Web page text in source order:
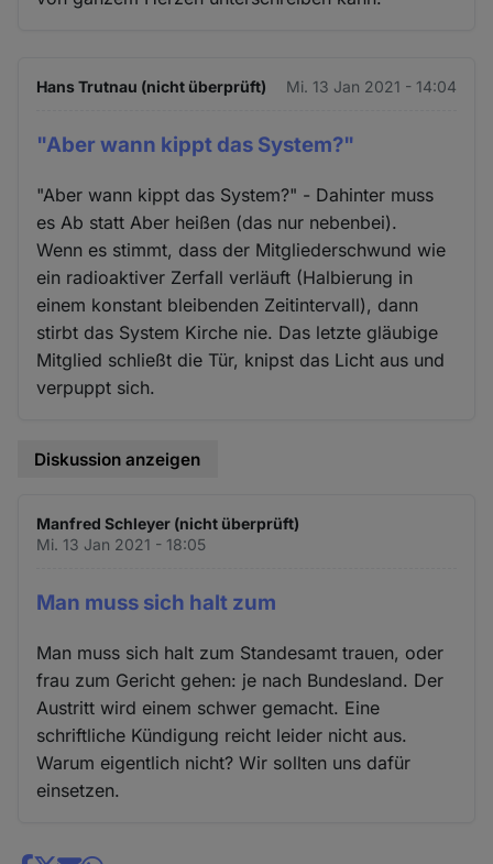
Hans Trutnau (nicht überprüft) Mi. 13 Jan 2021 - 14:04
"Aber wann kippt das System?"
"Aber wann kippt das System?" - Dahinter muss
es Ab statt Aber heißen (das nur nebenbei).
Wenn es stimmt, dass der Mitgliederschwund wie
ein radioaktiver Zerfall verläuft (Halbierung in
einem konstant bleibenden Zeitintervall), dann
stirbt das System Kirche nie. Das letzte gläubige
Mitglied schließt die Tür, knipst das Licht aus und
verpuppt sich.
Diskussion anzeigen
Manfred Schleyer (nicht überprüft)
Mi. 13 Jan 2021 - 18:05
Man muss sich halt zum
Man muss sich halt zum Standesamt trauen, oder
frau zum Gericht gehen: je nach Bundesland. Der
Austritt wird einem schwer gemacht. Eine
schriftliche Kündigung reicht leider nicht aus.
Warum eigentlich nicht? Wir sollten uns dafür
einsetzen.